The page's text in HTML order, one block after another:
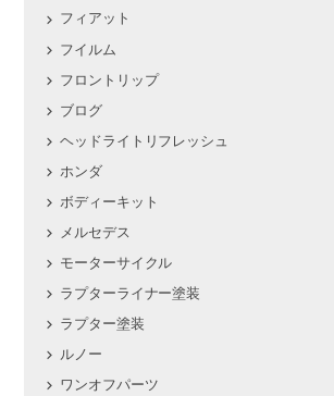
フィアット
フイルム
フロントリップ
ブログ
ヘッドライトリフレッシュ
ホンダ
ボディーキット
メルセデス
モーターサイクル
ラプターライナー塗装
ラプター塗装
ルノー
ワンオフパーツ